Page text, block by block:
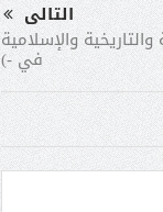
التالى
والإسلامية
في -)